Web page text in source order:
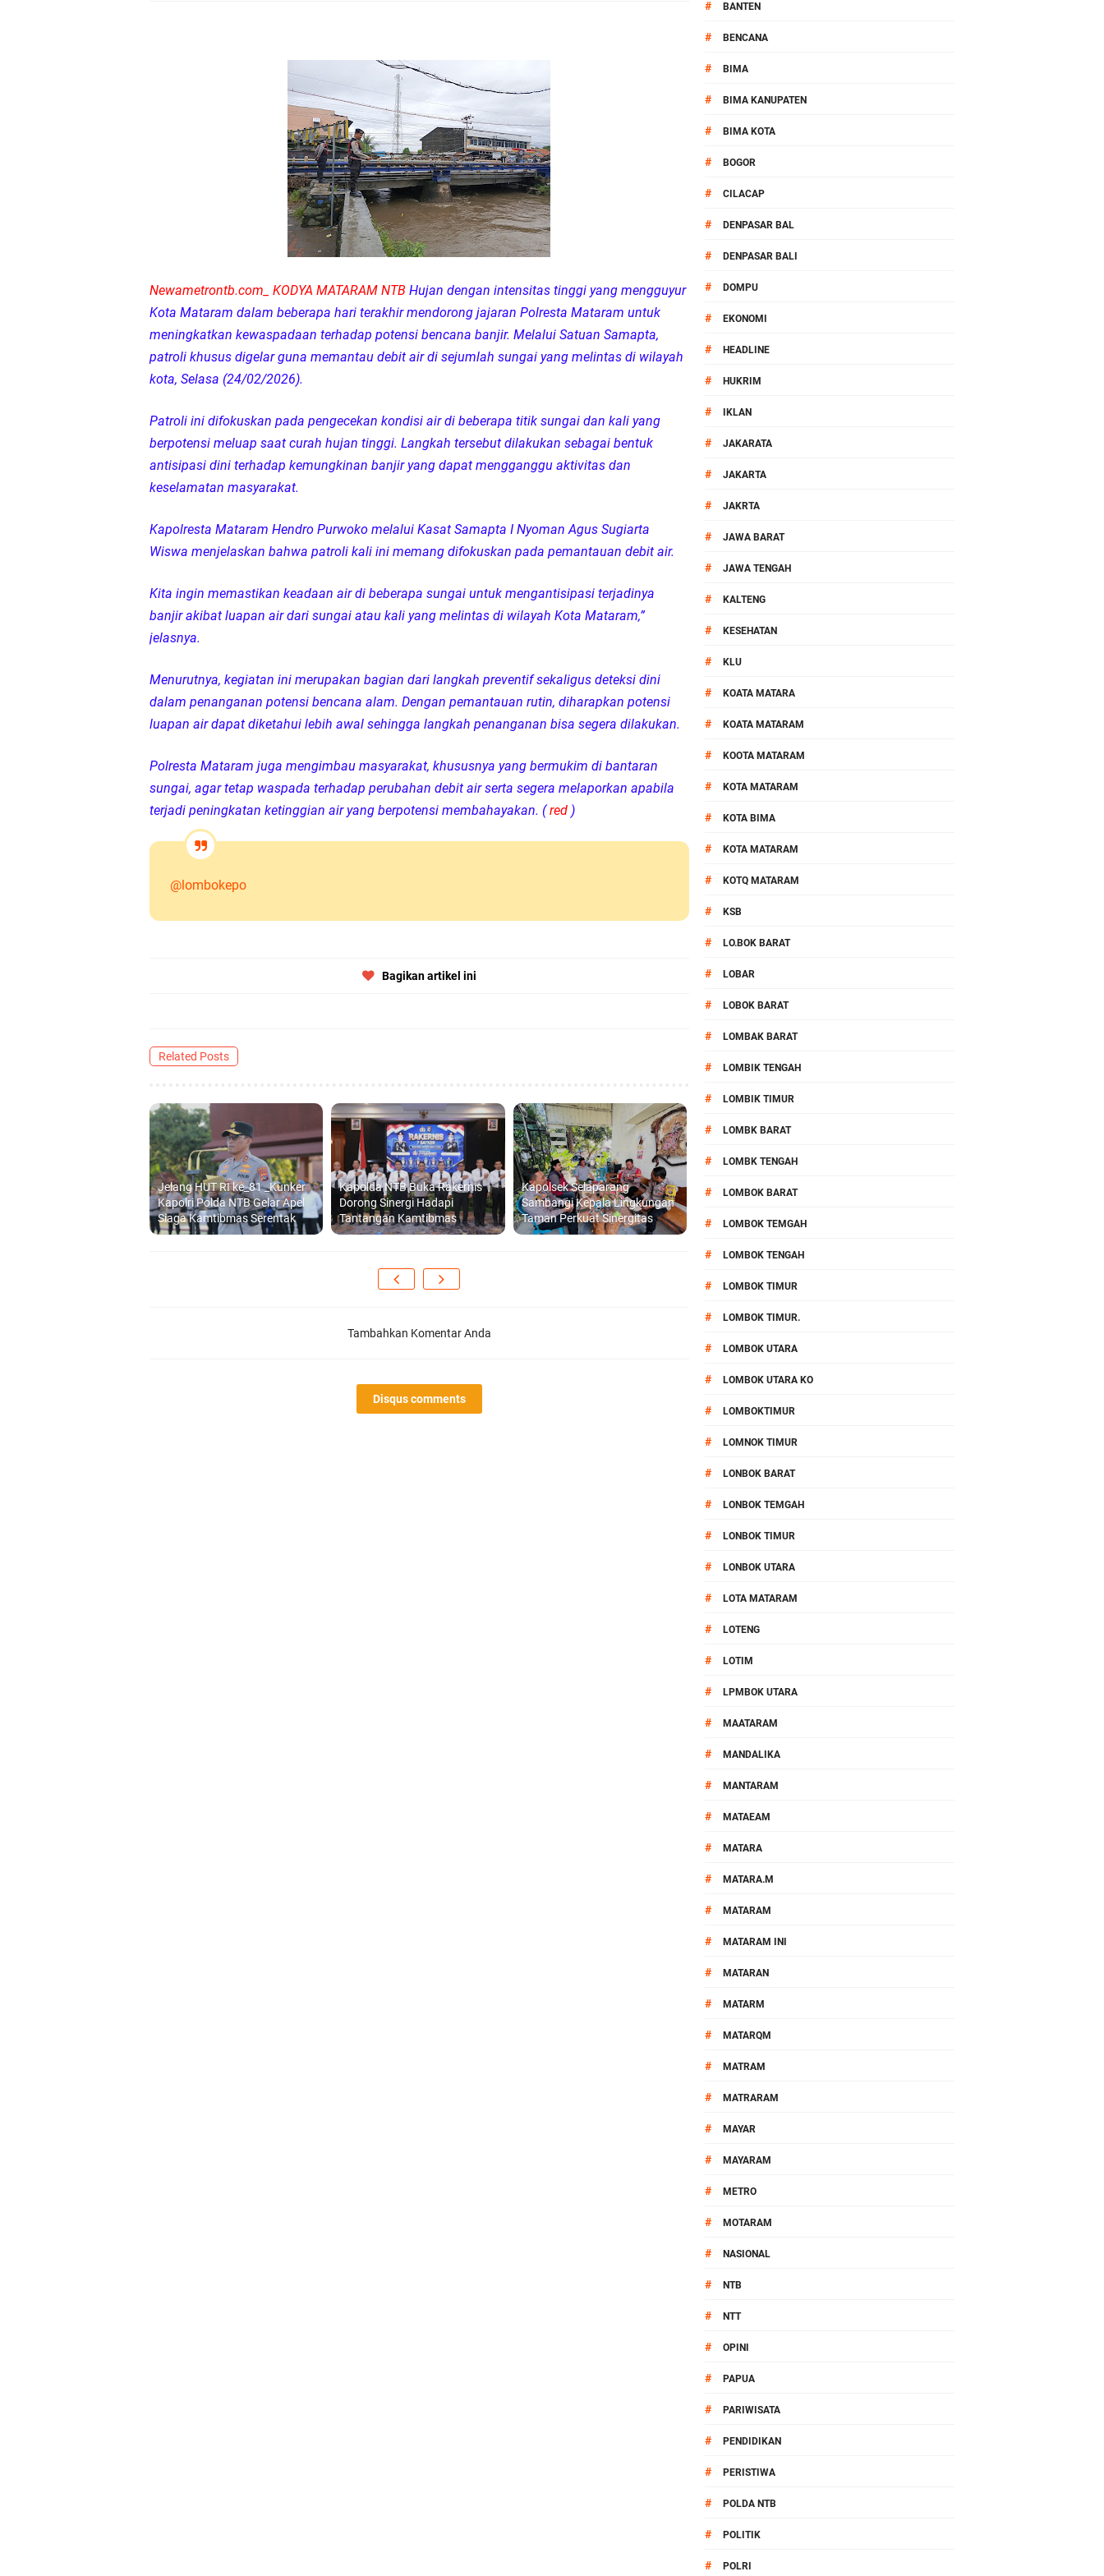
Polsek Gunungsari Kawal keamanan Acara Selamatan Bendungan Meninting
Samapta Polresta Mataram Patroli di Wilayah Ampenan
Kapolsek Selaparang Sambangi Kepala Lingkungan Taman Perkuat Sinergitas
Sosialisasi Pilkades Serentak 2026 Digelar, Polsek Narmada Siap Jaga Kondusivitas
Kapolsek Lingsar Tindaklanjuti Arahan Ditbinmas, Intensifkan fungsi Polmas
Sambut HUT RI ke-81, Polsek Selaparang Bagikan Bendera Merah Putih kepada Warga
Dua Residivis Curanmor Dibekuk Polisi, Motor Curian Dijual ke Lombok Tengah
LPA Mataram. Apresiasi Polisi Berhasil Ungkap Kasus Kematian Mahasiswi NDR
Kapolda NTB Letakkan Batu Pertama Balai Kemitraan Polri dan Masyarakat
Kapolda NTB Matangkan Pengamanan MotoGP 2026
Polda NTB Perkuat Upaya Cegah Gangguan Kamtibmas Lewat Patroli
Polsek Sandubaya Kawal Prosesi Ngaben di Cilinaya
Semarak HUT RI ke-81, Polsek Mataram Bagikan Bendera Merah Putih
Kapolsek Gunungsari Resmi Diganti ,AKP Imran Rosyadi, S.H. Siap Melanjukan
Newametrontb.com_ KODYA MATARAM NTB Hujan dengan intensitas tinggi yang mengguyur
Kota Mataram dalam beberapa hari terakhir mendorong jajaran Polresta Mataram untuk
meningkatkan kewaspadaan terhadap potensi bencana banjir. Melalui Satuan Samapta,
patroli khusus digelar guna memantau debit air di sejumlah sungai yang melintas di wilayah
kota, Selasa (24/02/2026).
Patroli ini difokuskan pada pengecekan kondisi air di beberapa titik sungai dan kali yang
berpotensi meluap saat curah hujan tinggi. Langkah tersebut dilakukan sebagai bentuk
antisipasi dini terhadap kemungkinan banjir yang dapat mengganggu aktivitas dan
keselamatan masyarakat.
Kapolresta Mataram Hendro Purwoko melalui Kasat Samapta I Nyoman Agus Sugiarta
Wiswa menjelaskan bahwa patroli kali ini memang difokuskan pada pemantauan debit air.
Kita ingin memastikan keadaan air di beberapa sungai untuk mengantisipasi terjadinya
banjir akibat luapan air dari sungai atau kali yang melintas di wilayah Kota Mataram,”
jelasnya.
Menurutnya, kegiatan ini merupakan bagian dari langkah preventif sekaligus deteksi dini
dalam penanganan potensi bencana alam. Dengan pemantauan rutin, diharapkan potensi
luapan air dapat diketahui lebih awal sehingga langkah penanganan bisa segera dilakukan.
Polresta Mataram juga mengimbau masyarakat, khususnya yang bermukim di bantaran
sungai, agar tetap waspada terhadap perubahan debit air serta segera melaporkan apabila
terjadi peningkatan ketinggian air yang berpotensi membahayakan. (red )
@lombokepo
Bagikan artikel ini
Related Posts
Jelang HUT RI ke_81 _Kunker
Kapolri Polda NTB Gelar Apel
Siaga Kamtibmas Serentak
Kapolda NTB Buka Rakernis
Dorong Sinergi Hadapi
Tantangan Kamtibmas
Kapolsek Selaparang
Sambangi Kepala Lingkungan
Taman Perkuat Sinergitas
Tambahkan Komentar Anda
Disqus comments
# BANTEN
# BENCANA
# BIMA
# BIMA KANUPATEN
# BIMA KOTA
# BOGOR
# CILACAP
# DENPASAR BAL
# DENPASAR BALI
# DOMPU
# EKONOMI
# HEADLINE
# HUKRIM
# IKLAN
# JAKARATA
# JAKARTA
# JAKRTA
# JAWA BARAT
# JAWA TENGAH
# KALTENG
# KESEHATAN
# KLU
# KOATA MATARA
# KOATA MATARAM
# KOOTA MATARAM
# KOTA MATARAM
# KOTA BIMA
# KOTA MATARAM
# KOTQ MATARAM
# KSB
# LO.BOK BARAT
# LOBAR
# LOBOK BARAT
# LOMBAK BARAT
# LOMBIK TENGAH
# LOMBIK TIMUR
# LOMBK BARAT
# LOMBK TENGAH
# LOMBOK BARAT
# LOMBOK TEMGAH
# LOMBOK TENGAH
# LOMBOK TIMUR
# LOMBOK TIMUR.
# LOMBOK UTARA
# LOMBOK UTARA KO
# LOMBOKTIMUR
# LOMNOK TIMUR
# LONBOK BARAT
# LONBOK TEMGAH
# LONBOK TIMUR
# LONBOK UTARA
# LOTA MATARAM
# LOTENG
# LOTIM
# LPMBOK UTARA
# MAATARAM
# MANDALIKA
# MANTARAM
# MATAEAM
# MATARA
# MATARA.M
# MATARAM
# MATARAM INI
# MATARAN
# MATARM
# MATARQM
# MATRAM
# MATRARAM
# MAYAR
# MAYARAM
# METRO
# MOTARAM
# NASIONAL
# NTB
# NTT
# OPINI
# PAPUA
# PARIWISATA
# PENDIDIKAN
# PERISTIWA
# POLDA NTB
# POLITIK
# POLRI